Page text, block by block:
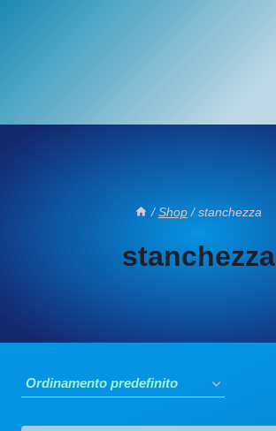
/ Shop / stanchezza
stanchezza